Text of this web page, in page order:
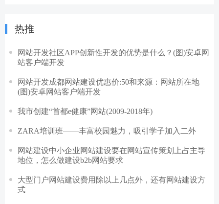
热推
网站开发社区APP创新性开发的优势是什么？(图)安卓网
站客户端开发
网站开发成都网站建设优惠价:50和来源：网站所在地
(图)安卓网站客户端开发
我市创建“首都e健康”网站(2009-2018年)
ZARA培训班——丰富校园魅力，吸引学子加入二外
网站建设中小企业网站建设要在网站宣传策划上占主导
地位，怎么做建设b2b网站要求
大型门户网站建设费用除以上几点外，还有网站建设方
式